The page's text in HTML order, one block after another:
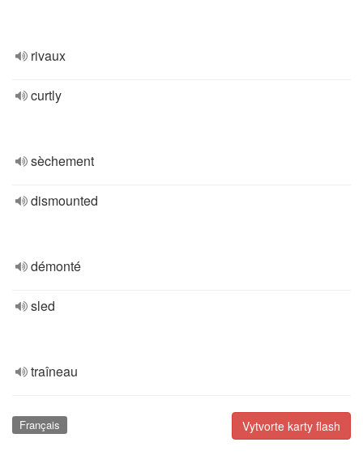
rivaux
curtly
sèchement
dismounted
démonté
sled
traîneau
Vytvorte karty flash
Français